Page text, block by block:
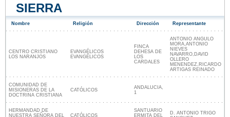
SIERRA
Nombre Religión Dirección Representante
CENTRO CRISTIANO
LOS NARANJOS
EVANGÉLICOS
EVANGÉLICOS
FINCA
DEHESA DE
LOS
CARDALES
ANTONIO ANGULO
MORA,ANTONIO
NIEVES
NAVARRO,DAVID
OLLERO
MENENDEZ,RICARDO
ARTIGAS REINADO
COMUNIDAD DE
MISIONERAS DE LA
DOCTRINA CRISTIANA
CATÓLICOS
ANDALUCIA,
1
HERMANDAD DE
NUESTRA SEÑORA DEL
CATÓLICOS
SANTUARIO
ERMITA DEL
D. ANTONIO TRIGO